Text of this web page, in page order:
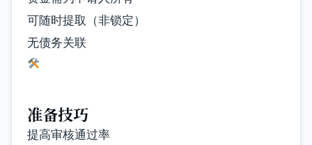
可随时提取（非锁定）
无债务关联
准备技巧
提高审核通过率